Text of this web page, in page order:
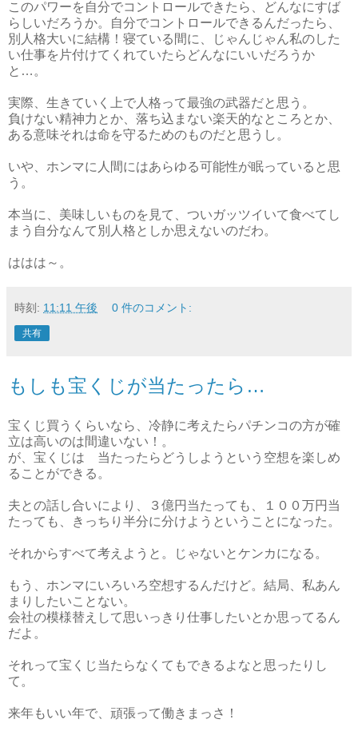
このパワーを自分でコントロールできたら、どんなにすば
らしいだろうか。自分でコントロールできるんだったら、
別人格大いに結構！寝ている間に、じゃんじゃん私のした
い仕事を片付けてくれていたらどんなにいいだろうか
と…。
実際、生きていく上で人格って最強の武器だと思う。
負けない精神力とか、落ち込まない楽天的なところとか、
ある意味それは命を守るためのものだと思うし。
いや、ホンマに人間にはあらゆる可能性が眠っていると思
う。
本当に、美味しいものを見て、ついガッツイいて食べてし
まう自分なんて別人格としか思えないのだわ。
ははは～。
時刻: 11:11 午後 0 件のコメント:
共有
もしも宝くじが当たったら…
宝くじ買うくらいなら、冷静に考えたらパチンコの方が確
立は高いのは間違いない！。
が、宝くじは 当たったらどうしようという空想を楽しめ
ることができる。
夫との話し合いにより、３億円当たっても、１００万円当
たっても、きっちり半分に分けようということになった。
それからすべて考えようと。じゃないとケンカになる。
もう、ホンマにいろいろ空想するんだけど。結局、私あん
まりしたいことない。
会社の模様替えして思いっきり仕事したいとか思ってるん
だよ。
それって宝くじ当たらなくてもできるよなと思ったりし
て。
来年もいい年で、頑張って働きまっさ！